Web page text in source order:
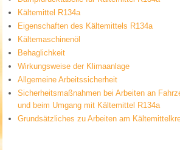
Kältemittel R134a
Eigenschaften des Kältemittels R134a
Kältemaschinenöl
Behaglichkeit
Wirkungsweise der Klimaanlage
Allgemeine Arbeitssicherheit
Sicherheitsmaßnahmen bei Arbeiten an
und beim Umgang mit Kältemittel R134a
Grundsätzliches zu Arbeiten am